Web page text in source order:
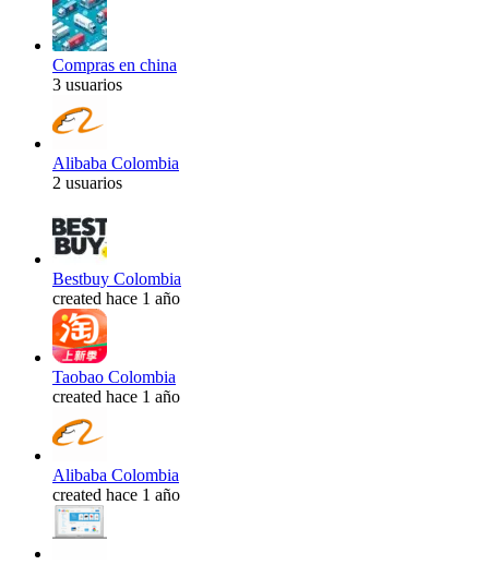
Compras en china
3 usuarios
Alibaba Colombia
2 usuarios
Bestbuy Colombia
created hace 1 año
Taobao Colombia
created hace 1 año
Alibaba Colombia
created hace 1 año